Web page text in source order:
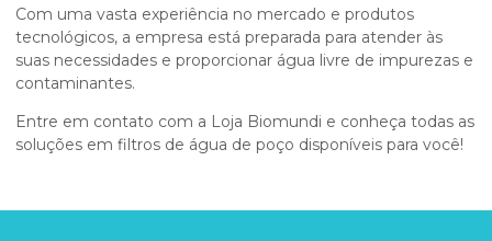
Com uma vasta experiência no mercado e produtos
tecnológicos, a empresa está preparada para atender às
suas necessidades e proporcionar água livre de impurezas e
contaminantes.
Entre em contato com a Loja Biomundi e conheça todas as
soluções em filtros de água de poço disponíveis para você!